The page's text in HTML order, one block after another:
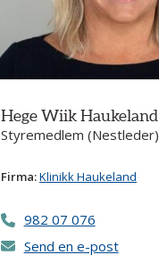
Hege Wiik Haukeland
Styremedlem (Nestleder)
Firma:Klinikk Haukeland
982 07 076
Send en e-post